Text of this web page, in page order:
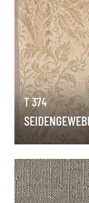
T 374